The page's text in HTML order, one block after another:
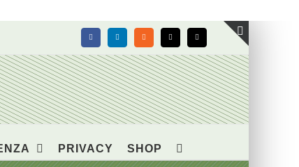
FacebookLinkedIn Rss X Email
PRIVACY SHOP
Toggle
area
barra
scorrevole